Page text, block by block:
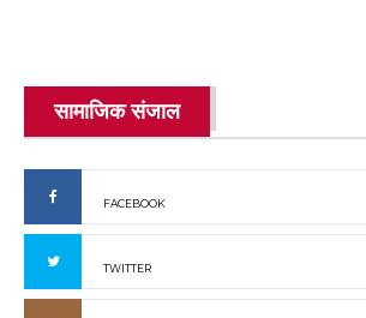
सामाजिक संजाल
FACEBOOK
TWITTER